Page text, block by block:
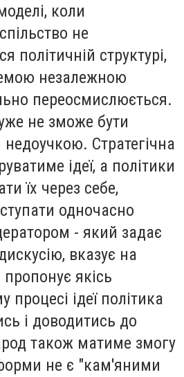
коли
не
політичній структурі,
незалежною
переосмислюється.
не зможе бути
Стратегічна
ідеї, а політики
їх через себе,
одночасно
- який задає
вказує на
пропонує якісь
ідеї політика
і доводитись до
також матиме змогу
не є "кам'яними